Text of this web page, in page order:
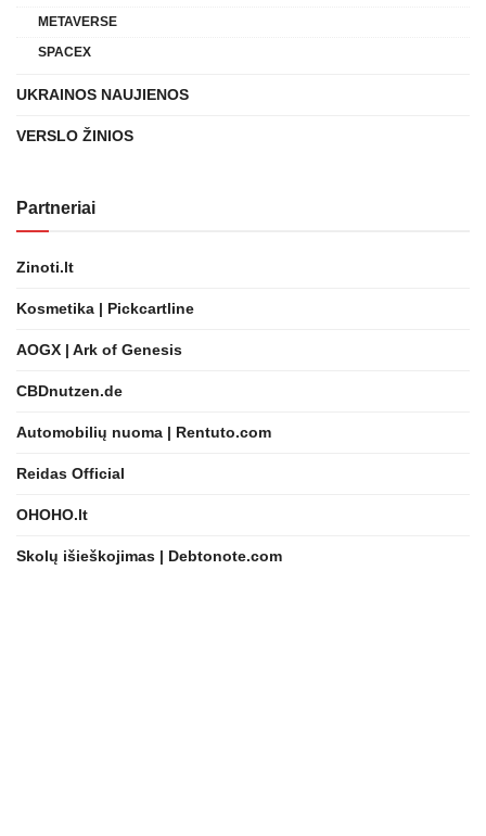
METAVERSE
SPACEX
UKRAINOS NAUJIENOS
VERSLO ŽINIOS
Partneriai
Zinoti.lt
Kosmetika | Pickcartline
AOGX | Ark of Genesis
CBDnutzen.de
Automobilių nuoma | Rentuto.com
Reidas Official
OHOHO.lt
Skolų išieškojimas | Debtonote.com